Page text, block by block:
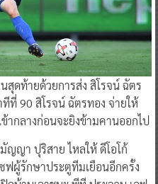
ดท้ายด้วยการส่ง สิโรจน์ ฉัตร
ที่ 90 สิโรจน์ ฉัตรทอง จ่ายให้
ากลางก่อนจะยิงข้ามคานออกไป
ญญา ปุริสาย ไหลให้ ดีโอโก้
ฟผู้รักษาประตูทีมเยือนอีกครั้ง